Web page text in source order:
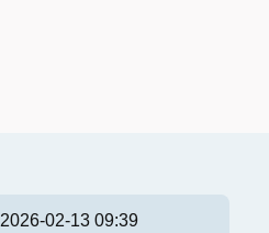
2026-02-13 09:39